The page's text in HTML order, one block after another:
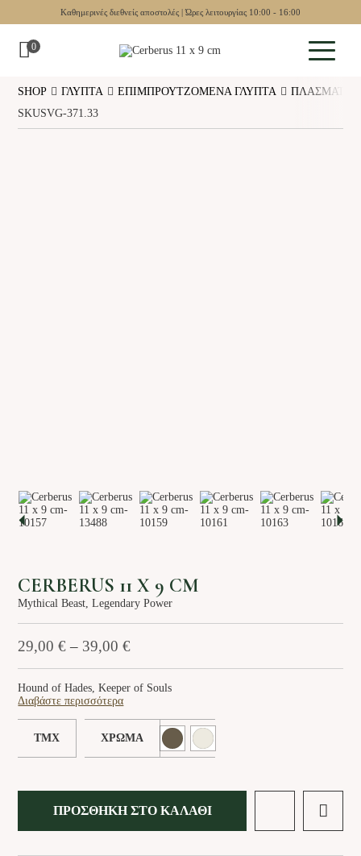
Καθημερινές διεθνείς αποστολές | Ώρες λειτουργίας 10:00 - 16:00
0
Γλυπτά
EN GR
SHOP ΓΛΥΠΤΆ ΕΠΙΜΠΡΟΥΤΖΟΜΈΝΑ ΓΛΥΠΤΆ
ΠΛΆΣΜΑΤΑ
SKUSVG-371.33
CERBERUS 11 X 9 CM
Mythical Beast, Legendary Power
29,00€– 39,00€
Hound of Hades, Keeper of Souls
Διαβάστε περισσότερα
ΧΡΏΜΑ
ΤΜΧ
ΠΡΟΣΘΉΚΗ ΣΤΟ ΚΑΛΆΘΙ